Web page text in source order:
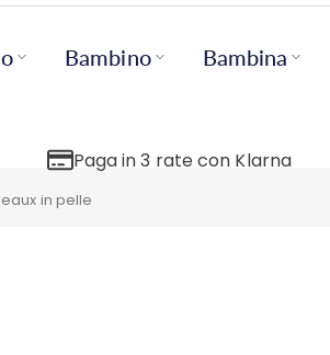
Bambino Bambina
Paga in 3 rate con Klarna
in pelle